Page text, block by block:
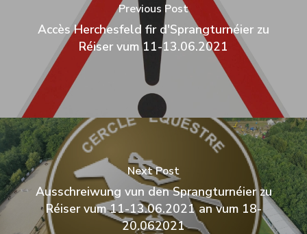
Previous Post
Accès Herchesfeld fir d'Sprangturnéier zu
Réiser vum 11-13.06.2021
Next Post
Ausschreiwung vun den Sprangturnéier zu
Réiser vum 11-13.06.2021 an vum 18-
20.062021